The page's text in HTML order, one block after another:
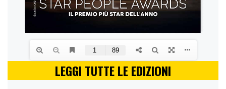
LEGGI TUTTE LE EDIZIONI